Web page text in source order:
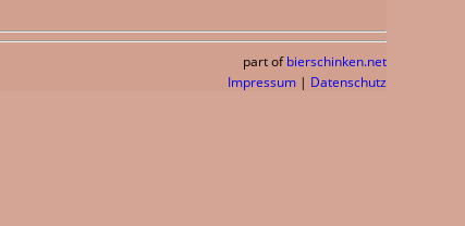
part of bierschinken.net
Impressum | Datenschutz